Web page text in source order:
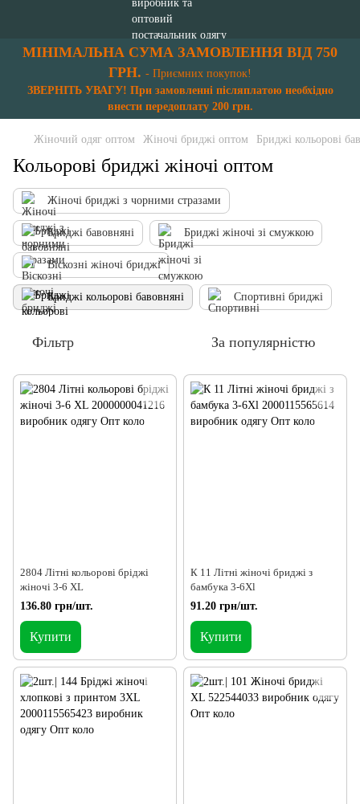
МІНІМАЛЬНА СУМА ЗАМОВЛЕННЯ ВІД 750
ГРН. - Приємних покупок!
ЗВЕРНІТЬ УВАГУ! При замовленні післяплатою необхідно
внести передоплату 200 грн.
Жіночий одяг оптом Жіночі бриджі оптом Бриджі кольорові
Кольорові бриджі жіночі оптом
Жіночі бриджі з чорними стразами
Бриджі бавовняні Бриджі жіночі зі смужкою
Віскозні жіночі бриджі
Бриджі кольорові бавовняні Спортивні бриджі
Фільтр За популярністю
2804 Літні кольорові бріджі
жіночі 3-6 XL
136.80 грн/шт.
Купити
К 11 Літні жіночі бриджі з
бамбука 3-6Xl
91.20 грн/шт.
Купити